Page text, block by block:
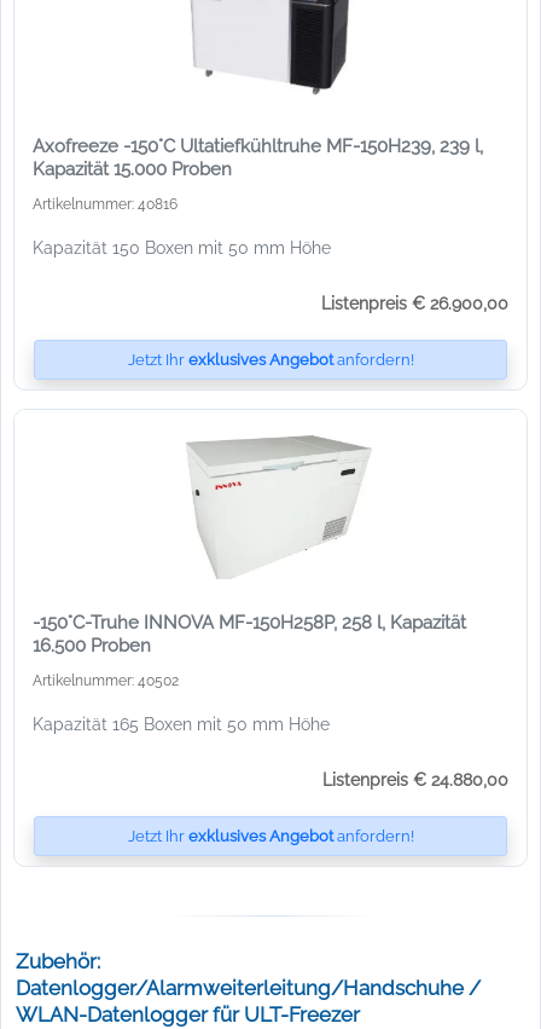
Axofreeze -150°C Ultatiefkühltruhe MF-150H239, 239 l,
Kapazität 15.000 Proben
Artikelnummer: 40816
Kapazität 150 Boxen mit 50 mm Höhe
Listenpreis € 26.900,00
Jetzt Ihr exklusives Angebotanfordern!
-150°C-Truhe INNOVA MF-150H258P, 258 l, Kapazität
16.500 Proben
Artikelnummer: 40502
Kapazität 165 Boxen mit 50 mm Höhe
Listenpreis € 24.880,00
Jetzt Ihr exklusives Angebotanfordern!
Zubehör:
Datenlogger/Alarmweiterleitung/Handschuhe /
WLAN-Datenlogger für ULT-Freezer